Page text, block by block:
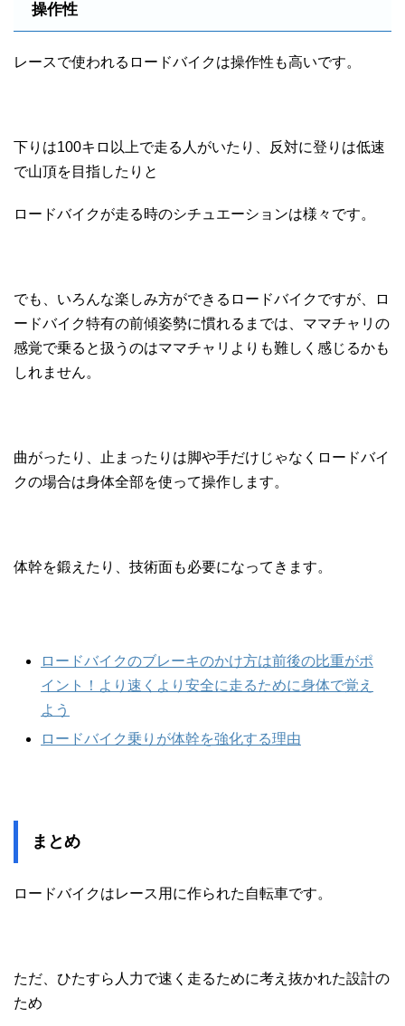
操作性
レースで使われるロードバイクは操作性も高いです。
下りは100キロ以上で走る人がいたり、反対に登りは低速
で山頂を目指したりと
ロードバイクが走る時のシチュエーションは様々です。
でも、いろんな楽しみ方ができるロードバイクですが、ロ
ードバイク特有の前傾姿勢に慣れるまでは、ママチャリの
感覚で乗ると扱うのはママチャリよりも難しく感じるかも
しれません。
曲がったり、止まったりは脚や手だけじゃなくロードバイ
クの場合は身体全部を使って操作します。
体幹を鍛えたり、技術面も必要になってきます。
ロードバイクのブレーキのかけ方は前後の比重がポ
イント！より速くより安全に走るために身体で覚え
よう
ロードバイク乗りが体幹を強化する理由
まとめ
ロードバイクはレース用に作られた自転車です。
ただ、ひたすら人力で速く走るために考え抜かれた設計の
ため